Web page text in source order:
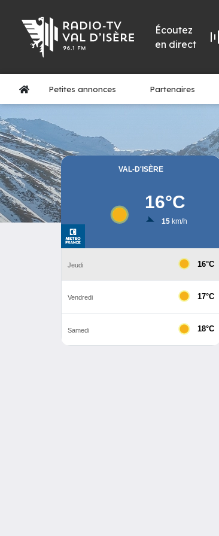
Écoutez
en direct
Petites annonces Partenaires